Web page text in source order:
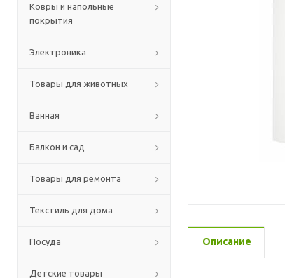
Ковры и напольные
покрытия
Электроника
Товары для животных
Ванная
Балкон и сад
Товары для ремонта
Текстиль для дома
Посуда
Детские товары
Описание